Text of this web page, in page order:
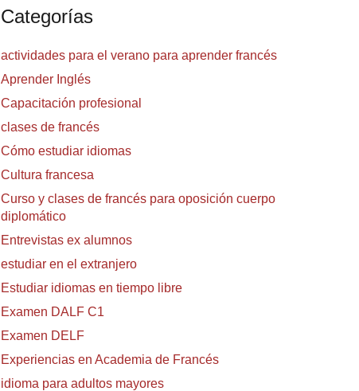
Categorías
actividades para el verano para aprender francés
Aprender Inglés
Capacitación profesional
clases de francés
Cómo estudiar idiomas
Cultura francesa
Curso y clases de francés para oposición cuerpo
diplomático
Entrevistas ex alumnos
estudiar en el extranjero
Estudiar idiomas en tiempo libre
Examen DALF C1
Examen DELF
Experiencias en Academia de Francés
idioma para adultos mayores